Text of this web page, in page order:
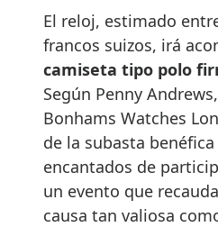
El reloj, estimado
francos suizos, irá
camiseta tipo polo
Según Penny
Bonhams Watches
de la subasta
encantados de
un evento que
causa tan valiosa